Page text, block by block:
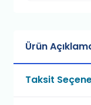
Ürün
Taksit